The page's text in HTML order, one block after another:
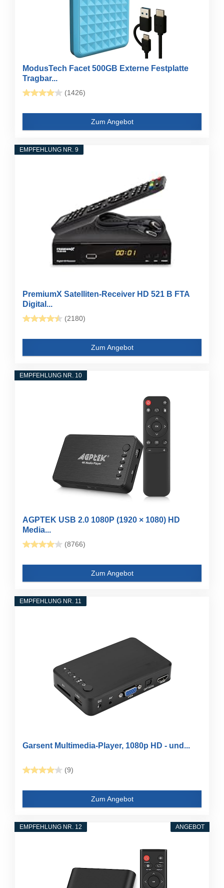
ModusTech Facet 500GB Externe Festplatte
Tragbar...
(1426)
Zum Angebot
EMPFEHLUNG NR. 9
PremiumX Satelliten-Receiver HD 521 B FTA
Digital...
(2180)
Zum Angebot
EMPFEHLUNG NR. 10
AGPTEK USB 2.0 1080P (1920 × 1080) HD
Media...
(8766)
Zum Angebot
EMPFEHLUNG NR. 11
Garsent Multimedia-Player, 1080p HD - und...
(9)
Zum Angebot
ANGEBOT
EMPFEHLUNG NR. 12